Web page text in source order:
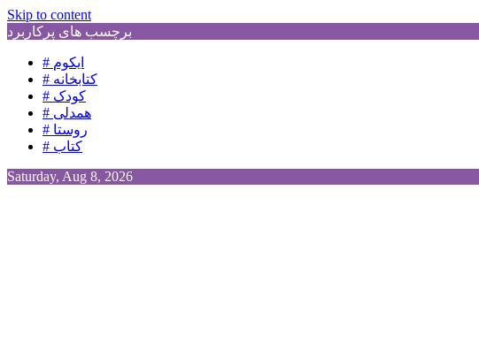
Skip to content
برچسب های پرکاربرد
# ایکوم
# کتابخانه
# کودک
# همدلی
# روستا
# کتاب
Saturday, Aug 8, 2026